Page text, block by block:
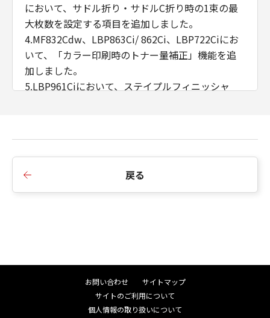
において、サドル折り・サドルC折り時の1束の最
大枚数を設定する項目を追加しました。
4.MF832Cdw、LBP863Ci/ 862Ci、LBP722Ciにお
いて、「カラー印刷時のトナー量補正」機能を追
加しました。
5.LBP961Ciにおいて、ステイプルフィニッシャ
作成する機能を追加しました。
2.表紙指定機能を［製本詳細］ダイアログに追加し
■Ver.2.60からVer.2.75への変更点
戻る
お問い合わせ
サイトマップ
サイトのご利用について
個人情報の取り扱いについて